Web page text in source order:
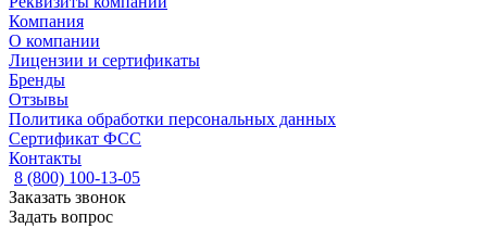
Компания
О компании
Лицензии и сертификаты
Бренды
Отзывы
Политика обработки персональных данных
Сертификат ФСС
Контакты
8 (800) 100-13-05
Заказать звонок
Задать вопрос